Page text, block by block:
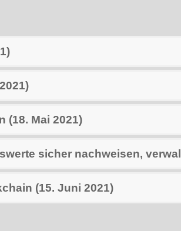
(18. Mai 2021)
sicher nachweisen,
(15. Juni 2021)